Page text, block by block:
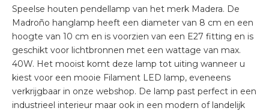
Speelse houten pendellamp van het merk Madera. De
Madroño hanglamp heeft een diameter van 8 cm en een
hoogte van 10 cm en is voorzien van een E27 fitting en is
geschikt voor lichtbronnen met een wattage van max.
40W. Het mooist komt deze lamp tot uiting wanneer u
kiest voor een mooie Filament LED lamp, eveneens
verkrijgbaar in onze webshop. De lamp past perfect in een
industrieel interieur maar ook in een modern of landelijk